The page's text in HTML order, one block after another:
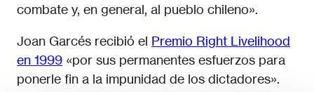
combate y, en general, al pueblo chileno».
Joan Garcés recibió el Premio Right Livelihood
en 1999 «por sus permanentes esfuerzos para
ponerle fin a la impunidad de los dictadores».